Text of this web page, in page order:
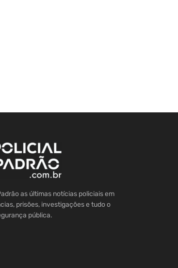
as últimas notícias policiais em
prisões, investigações e tudo o
pública.